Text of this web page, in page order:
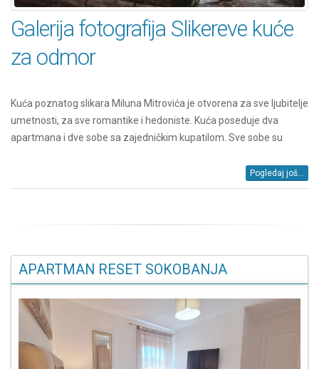
Galerija fotografija Slikereve kuće
za odmor
Kuća poznatog slikara Miluna Mitrovića je otvorena za sve ljubitelje
umetnosti, za sve romantike i hedoniste. Kuća poseduje dva
apartmana i dve sobe sa zajedničkim kupatilom. Sve sobe su
Pogledaj još...
APARTMAN RESET SOKOBANJA